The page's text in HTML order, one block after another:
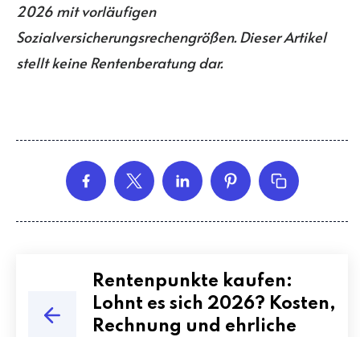
2026 mit vorläufigen
Sozialversicherungsrechengrößen. Dieser Artikel
stellt keine Rentenberatung dar.
Rentenpunkte kaufen:
Lohnt es sich 2026? Kosten,
Rechnung und ehrliche